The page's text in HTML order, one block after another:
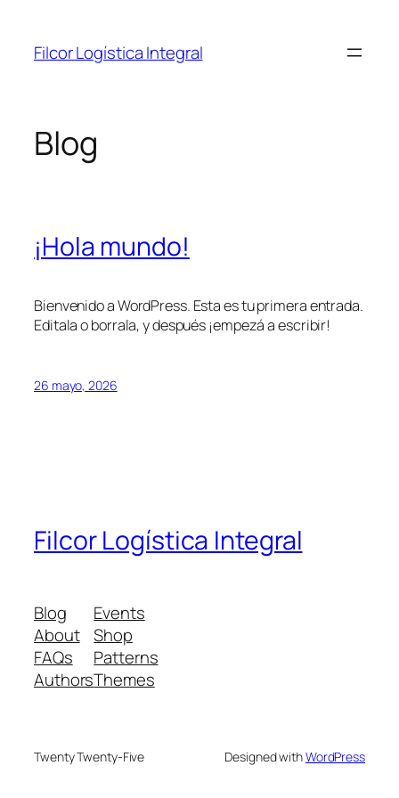
contenido
Filcor Logística Integral
Blog
¡Hola mundo!
Bienvenido a WordPress. Esta es tu primera entrada.
Editala o borrala, y después ¡empezá a escribir!
26 mayo, 2026
Filcor Logística Integral
Blog
About
FAQs
Authors
Events
Shop
Patterns
Themes
Twenty Twenty-Five Designed withWordPress